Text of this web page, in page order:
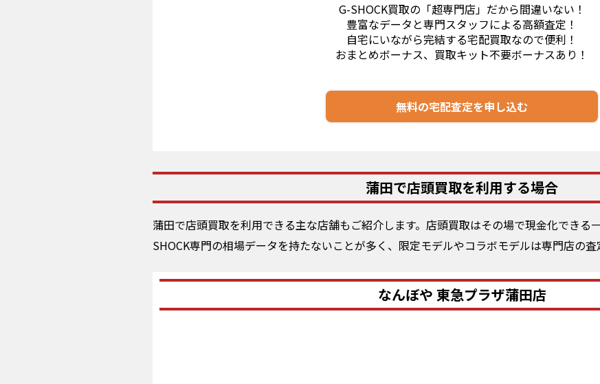
G-SHOCK買取の「超専門店」だから間違いない！
豊富なデータと専門スタッフによる高額査定！
自宅にいながら完結する宅配買取なので便利！
おまとめボーナス、買取キット不要ボーナスあり！
無料の宅配査定を申し込む
蒲田で店頭買取を利用する場合
蒲田で店頭買取を利用できる主な店舗もご紹介します。店頭買取はその場で現金化できる
SHOCK専門の相場データを持たないことが多く、限定モデルやコラボモデルは専門店の査
なんぼや 東急プラザ蒲田店